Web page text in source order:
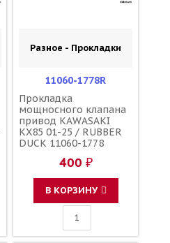
Разное - Прокладки
11060-1778R
Прокладка
мощносного клапана
привод KAWASAKI
KX85 01-25 / RUBBER
DUCK 11060-1778
400 ₽
В КОРЗИНУ